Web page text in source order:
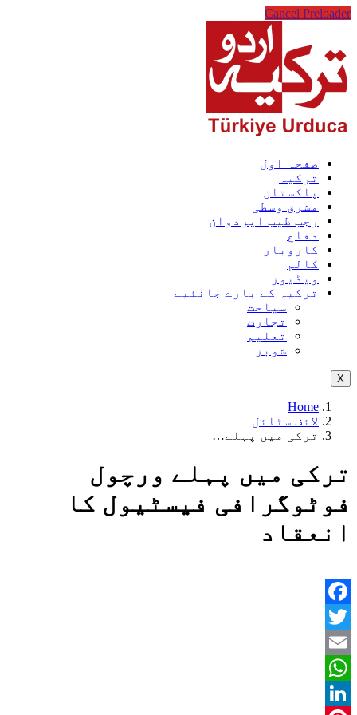
Cancel Preloader
صفحہ اول
ترکیہ
پاکستان
مشرق وسطی
رجب طیب ایردوان
دفاع
کاروبار
کالم
ویڈیوز
ترکیہ کے بارے جانئیے
سیاحت
تجارت
تعلیم
شوبز
X
Home
لائف سٹائل
ترکی میں پہلے…
ترکی میں پہلے ورچول
فوٹوگرافی فیسٹیول کا
انعقاد
Facebook
Twitter
Email
WhatsApp